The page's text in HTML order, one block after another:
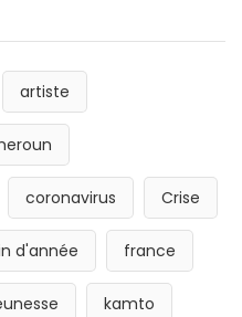
artiste
coronavirus Crise
d'année france
kamto